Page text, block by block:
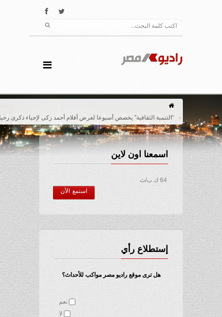
“التنمية الثقافية” يخصص أسبوعا لعرض أفلام أحمد زكى لإحياء ذكرى رحيله
اسمعنا اون لاين
64 ك ب/ث
استمع الآن
إستطلاع رأي
هل ترى موقع راديو مصر مواكب للأحداث؟
نعم